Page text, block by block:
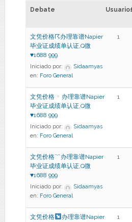
Debate
文凭价格☈办理靠谱Napier
毕业证成绩单认证,Q微
♥1688 999
Iniciado por:
Sidaamyas
en: Foro General
1
文凭价格
办理靠谱Napier
毕业证成绩单认证,Q微
♥1688 999
Iniciado por:
Sidaamyas
en: Foro General
1
文凭价格﹌办理靠谱Napier
毕业证成绩单认证,Q微
♥1688 999
Iniciado por:
Sidaamyas
en: Foro General
1
文凭价格
办理靠谱Napier
1